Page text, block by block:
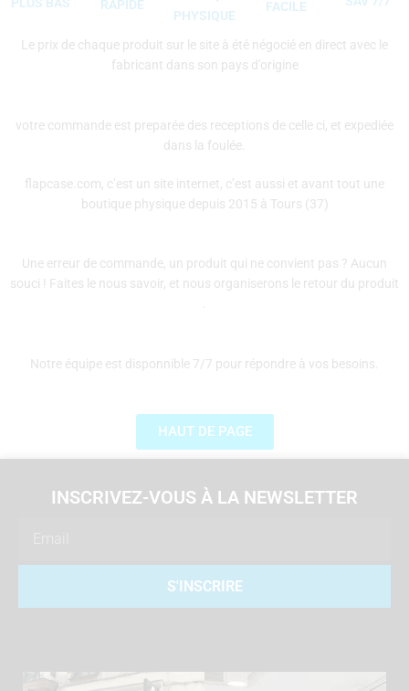
RAPIDE
PHYSIQUE
FACILE
Le prix de chaque produit sur le site à été négocié en direct avec le
fabricant dans son pays d’origine
votre commande est preparée des receptions de celle ci, et expediée
dans la foulée.
flapcase.com, c’est un site internet, c’est aussi et avant tout une
boutique physique depuis 2015 à Tours (37)
Une erreur de commande, un produit qui ne convient pas ? Aucun
souci ! Faites le nous savoir, et nous organiserons le retour du produit
Notre équipe est disponnible 7/7 pour répondre à vos besoins.
HAUT DE PAGE
INSCRIVEZ-VOUS À LA NEWSLETTER
S'INSCRIRE